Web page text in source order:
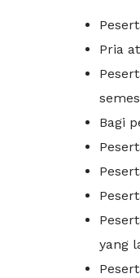
Pria
Bagi
yang